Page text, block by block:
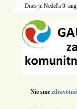
Dnes je Nedeľa 9.
Nie sme